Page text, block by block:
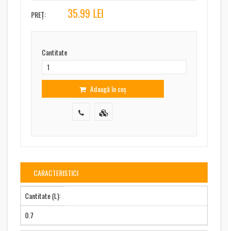
PREȚ: 35.99 LEI
Cantitate
Adaugă în coș
CARACTERISTICI
Cantitate (L):
0.7